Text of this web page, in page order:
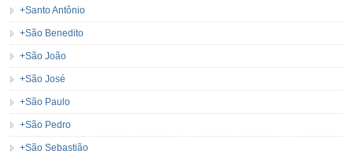
+Santo Antônio
+São Benedito
+São João
+São José
+São Paulo
+São Pedro
+São Sebastião